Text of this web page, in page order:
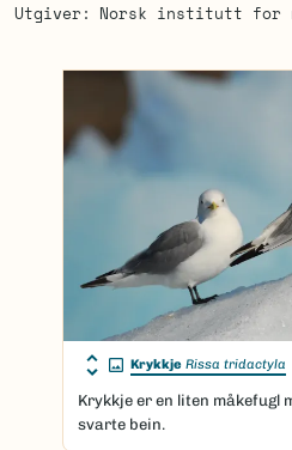
Utgiver
Norsk institutt for
Krykkje Rissa tridactyla
Krykkje er en liten måkefugl
svarte bein.